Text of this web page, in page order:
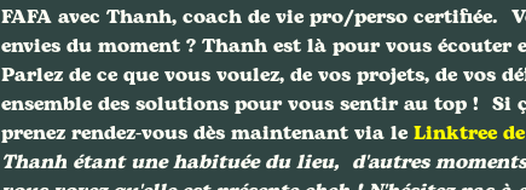
FAFA avec Thanh, coach de vie pro/perso certifiée.
envies du moment ? Thanh est là pour vous
Parlez de ce que vous voulez, de vos projets, de vos
ensemble des solutions pour vous sentir au top !
prenez rendez-vous dès maintenant via le Linktree
Thanh étant une habituée du lieu,  d'autres